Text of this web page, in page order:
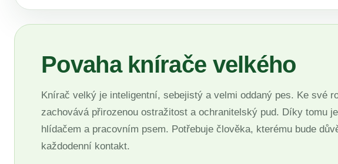
Povaha knírače velkého
Knírač velký je inteligentní, sebejistý a velmi oddaný pes. Ke své
zachovává přirozenou ostražitost a ochranitelský pud. Díky tomu
hlídačem a pracovním psem. Potřebuje člověka, kterému bude
každodenní kontakt.